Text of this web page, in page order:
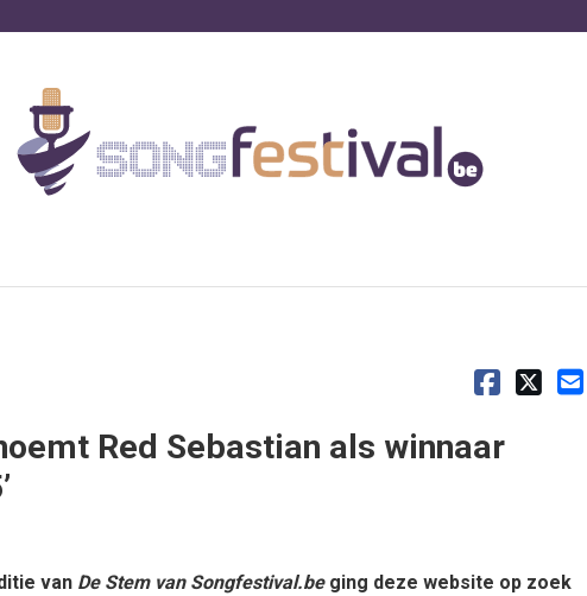
Red Sebastian als winnaar
van De Stem van Songfestival.be ging deze website op zoek